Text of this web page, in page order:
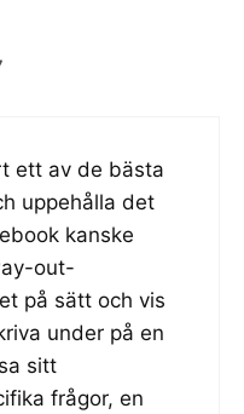
ett av de bästa
uppehålla det
kanske
out-
på sätt och vis
under på en
sitt
frågor, en